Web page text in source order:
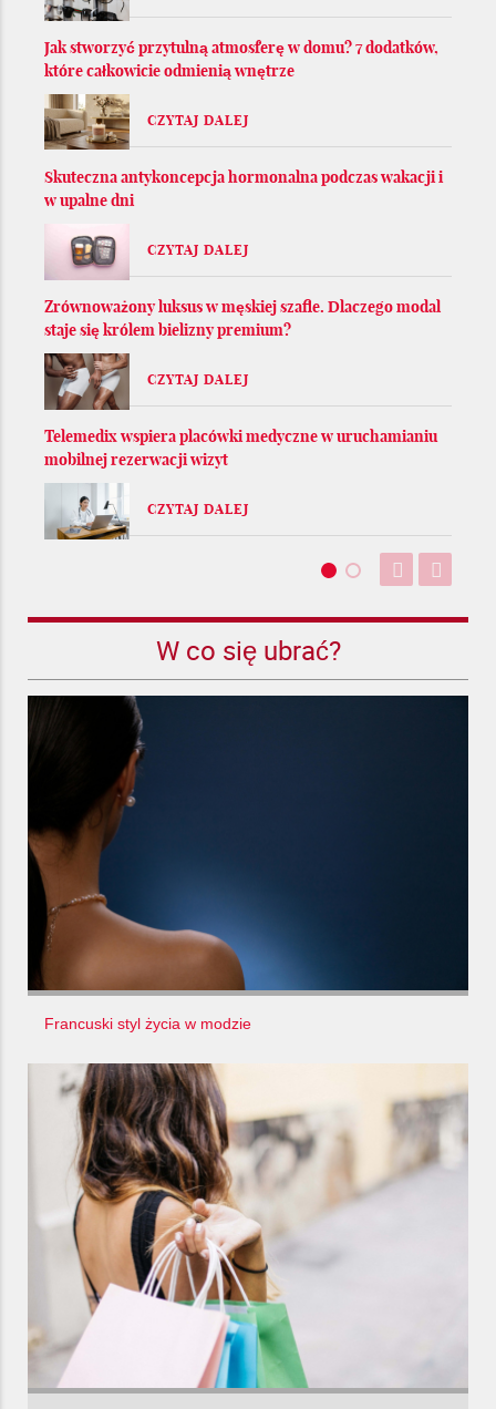
Jak stworzyć przytulną atmosferę w domu? 7 dodatków,
które całkowicie odmienią wnętrze
CZYTAJ DALEJ
Skuteczna antykoncepcja hormonalna podczas wakacji i
w upalne dni
CZYTAJ DALEJ
Zrównoważony luksus w męskiej szafie. Dlaczego modal
staje się królem bielizny premium?
CZYTAJ DALEJ
Telemedix wspiera placówki medyczne w uruchamianiu
mobilnej rezerwacji wizyt
CZYTAJ DALEJ
W co się ubrać?
Francuski styl życia w modzie